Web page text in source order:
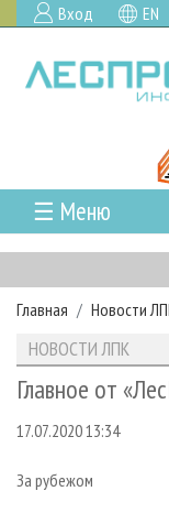
Вход EN
☰ Меню
ГЛАВНАЯ
РУБРИКИ И ТЕМЫ
РУБРИКИ
ЛЕСНОЕ
ЛЕСОЗАГОТОВКА
ЛЕСОПИЛЕНИЕ
НОВОСТИ
КАЛЕНДАРЬ
НОВОСТИ ЛПК
НОВОСТИ
НОВОСТИ
ПРОЕКТЫ ЛПИ
АНАЛИТИКА
ПРЕДПРИЯТИЯ
ЛЕСНЫЕ
АРХИВ
АРХИВ ЖУРНАЛОВ
СТАТЬИ
О ЖУРНАЛЕ
ПОДПИСКА
РЕКЛАМОДАТЕЛЯМ
Главная Новости
НОВОСТИ ЛПК
Главное от
17.07.2020 13:34
За рубежом